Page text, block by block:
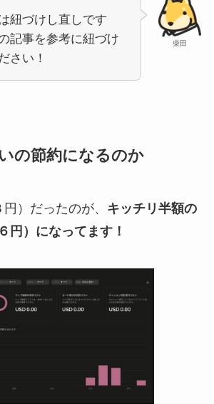
柴田
紐づけし直しです
記事を参考に紐づけ
さい！
の節約になるのか
）だったのが、 キッチリ半額の
円）になってます！